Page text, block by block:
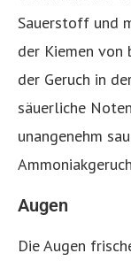
Sauerstoff und
der Kiemen von
der Geruch in
säuerliche
unangenehm
Augen
Die Augen